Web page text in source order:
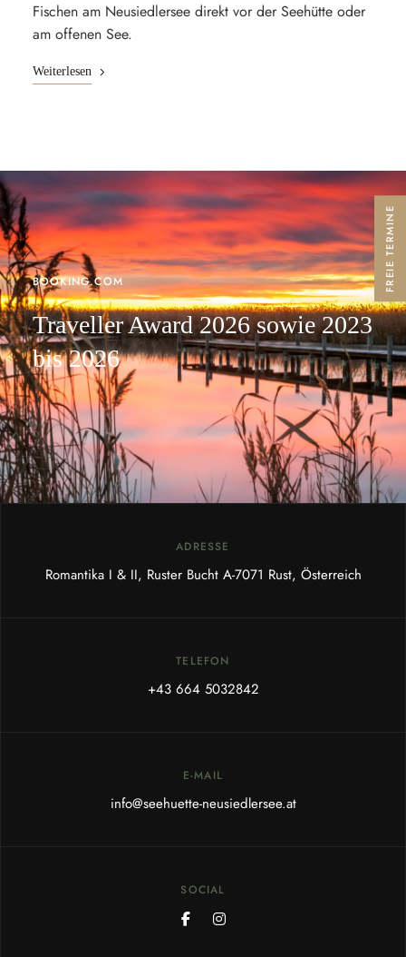
Fischen am Neusiedlersee direkt vor der Seehütte oder
am offenen See.
Weiterlesen
BOOKING.COM
Traveller Award 2026 sowie 2023
bis 2026
ADRESSE
Romantika I & II, Ruster Bucht A-7071 Rust, Österreich
TELEFON
+43 664 5032842
E-MAIL
info@seehuette-neusiedlersee.at
SOCIAL
FREIE TERMINE